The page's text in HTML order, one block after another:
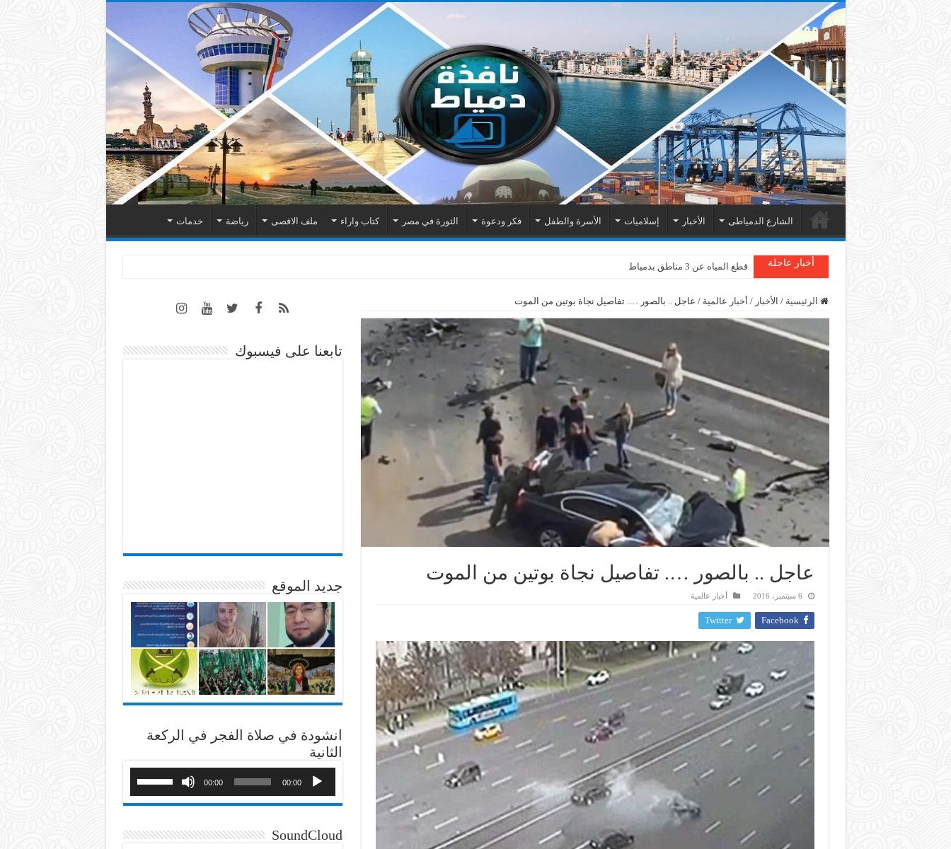
الشارع الدمياطى الأخبار إسلاميات الأسرة والطفل فكر ودعوة الثورة في مصر كتاب واراء ملف الاقصى رياضة خدمات
أخبار عاجلة قطع المياه عن 3 مناطق بدمياط
دمياط : سقوط شجرة على الأسلاك الكهربائية بمنطقة المطرى
الرئيسية / الأخبار / أخبار عالمية / عاجل .. بالصور …. تفاصيل نجاة بوتين من الموت
عاجل .. بالصور …. تفاصيل نجاة بوتين من الموت
6 سبتمبر، 2016 أخبار عالمية
Facebook
Twitter
تابعنا على فيسبوك
جديد الموقع
انشودة في صلاة الفجر في الركعة
الثانية
00:00
00:00
SoundCloud